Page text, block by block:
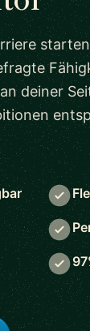
deiner